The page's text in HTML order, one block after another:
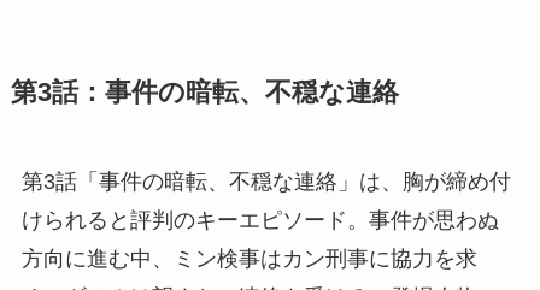
第3話：事件の暗転、不穏な連絡
第3話「事件の暗転、不穏な連絡」は、胸が締め付
けられると評判のキーエピソード。事件が思わぬ
方向に進む中、ミン検事はカン刑事に協力を求